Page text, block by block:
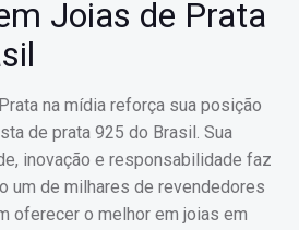
Joias de Prata
na mídia reforça sua posição
de prata 925 do Brasil. Sua
inovação e responsabilidade faz
um de milhares de revendedores
oferecer o melhor em joias em